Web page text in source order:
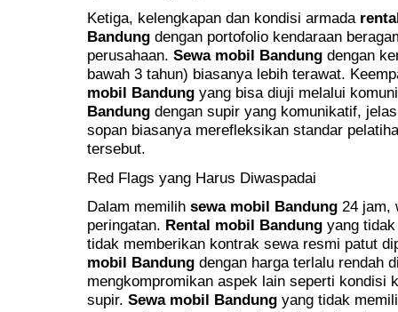
Ketiga, kelengkapan dan kondisi armada
Bandung dengan portofolio kendaraan
perusahaan. Sewa mobil Bandung dengan
bawah 3 tahun) biasanya lebih terawat.
mobil Bandung yang bisa diuji melalui
Bandung dengan supir yang komunikatif,
sopan biasanya merefleksikan standar
tersebut.
Red Flags yang Harus Diwaspadai
Dalam memilih sewa mobil Bandung 24 jam,
peringatan. Rental mobil Bandung yang
tidak memberikan kontrak sewa resmi patut
mobil Bandung dengan harga terlalu rendah
mengkompromikan aspek lain seperti kondisi
supir. Sewa mobil Bandung yang tidak